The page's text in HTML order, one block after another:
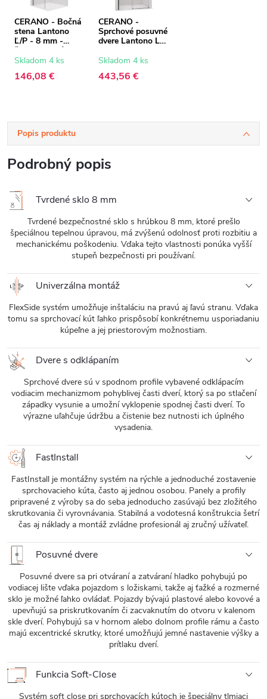
CERANO - Bočná
stena Lantono
Ľ/P - 8 mm -
čierna matná,
transparentné
Skladom 4 ks
146,08 €
CERANO -
Sprchové posuvné
dvere Lantono L/P
Close - čierna
transparentné
Skladom 4 ks
443,56 €
Popis produktu
Podrobný popis
Tvrdené sklo 8 mm
Tvrdené bezpečnostné sklo s hrúbkou 8 mm, ktoré prešlo
špeciálnou tepelnou úpravou, má zvýšenú odolnosť proti rozbitiu a
mechanickému poškodeniu. Vďaka tejto vlastnosti ponúka vyšší
stupeň bezpečnosti pri používaní.
Univerzálna montáž
FlexSide systém umožňuje inštaláciu na pravú aj ľavú stranu. Vďaka
tomu sa sprchovací kút ľahko prispôsobí konkrétnemu usporiadaniu
kúpeľne a jej priestorovým možnostiam.
Dvere s odklápaním
Sprchové dvere sú v spodnom profile vybavené odklápacím
vodiacim mechanizmom pohyblivej časti dverí, ktorý sa po stlačení
západky vysunie a umožní vyklopenie spodnej časti dverí. To
výrazne uľahčuje údržbu a čistenie bez nutnosti ich úplného
vysadenia.
FastInstall
FastInstall je montážny systém na rýchle a jednoduché zostavenie
sprchovacieho kúta, často aj jednou osobou. Panely a profily
pripravené z výroby sa do seba jednoducho zasúvajú bez zložitého
skrutkovania či vyrovnávania. Stabilná a vodotesná konštrukcia šetrí
čas aj náklady a montáž zvládne profesionál aj zručný užívateľ.
Posuvné dvere
Posuvné dvere sa pri otváraní a zatváraní hladko pohybujú po
vodiacej lište vďaka pojazdom s ložiskami, takže aj ťažké a rozmerné
sklo je možné ľahko ovládať. Pojazdy bývajú plastové alebo kovové a
upevňujú sa priskrutkovaním či zacvaknutím do otvoru v kalenom
skle dverí. Pohybujú sa v hornom alebo dolnom profile rámu a často
majú excentrické skrutky, ktoré umožňujú jemné nastavenie výšky a
prítlaku dverí.
Funkcia Soft-Close
Systém soft close pri sprchovacích kútoch je špeciálny tlmiaci